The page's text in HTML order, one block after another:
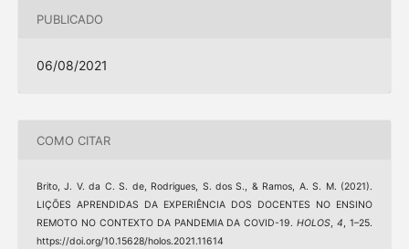
PUBLICADO
06/08/2021
COMO CITAR
Brito, J. V. da C. S. de, Rodrigues, S. dos S., & Ramos, A. S. M. (2021).
LIÇÕES APRENDIDAS DA EXPERIÊNCIA DOS DOCENTES NO ENSINO
REMOTO NO CONTEXTO DA PANDEMIA DA COVID-19.HOLOS,4, 1–25.
https://doi.org/10.15628/holos.2021.11614